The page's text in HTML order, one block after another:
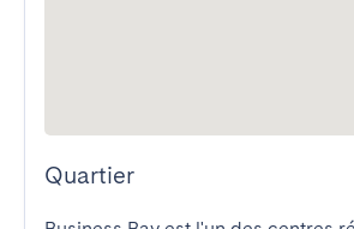
Quartier